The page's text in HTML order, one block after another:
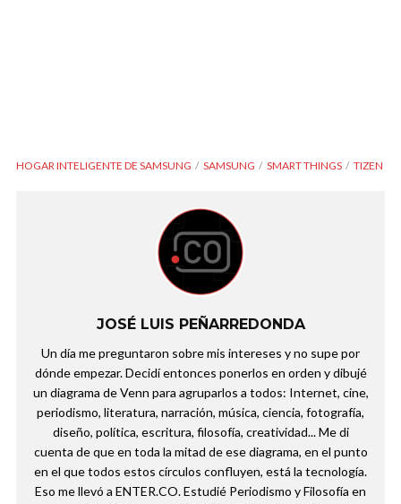
HOGAR INTELIGENTE DE SAMSUNG SAMSUNG SMART THINGS TIZEN
JOSÉ LUIS PEÑARREDONDA
Un día me preguntaron sobre mis intereses y no supe por
dónde empezar. Decidí entonces ponerlos en orden y dibujé
un diagrama de Venn para agruparlos a todos: Internet, cine,
periodismo, literatura, narración, música, ciencia, fotografía,
diseño, política, escritura, filosofía, creatividad... Me di
cuenta de que en toda la mitad de ese diagrama, en el punto
en el que todos estos círculos confluyen, está la tecnología.
Eso me llevó a ENTER.CO. Estudié Periodismo y Filosofía en